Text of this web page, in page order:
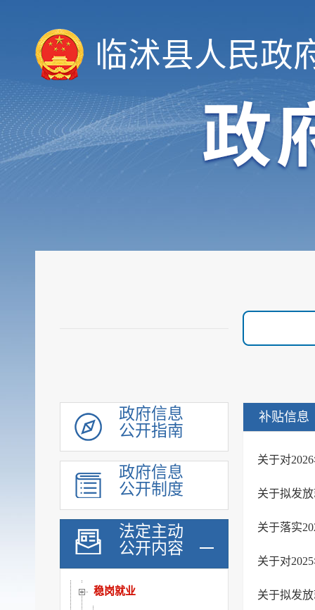
临沭县人民政
政府信息
公开指南
政府信息
公开制度
法定主动
公开内容
领导信息
机构职能
履职依据
会议公开
决策公开
规划计划
行政权力
公共法律服务
审计公开
双随机一公开
信用信息
价格与减税降费
旅游
市场监管
稳岗就业
补贴信息
关于对
关于拟发
关于落实
关于对
关于拟发